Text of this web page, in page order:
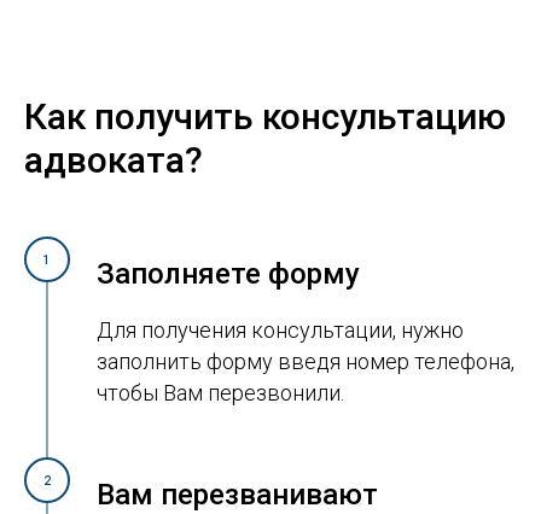
Как получить консультацию
адвоката?
1 Заполняете форму
Для получения консультации, нужно
заполнить форму введя номер телефона,
чтобы Вам перезвонили.
2 Вам перезванивают